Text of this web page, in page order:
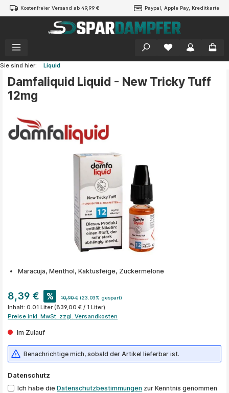
springen
Kostenfreier Versand ab 49,99 € Paypal, Apple Pay, Kreditkarte
Sie sind hier: Liquid
Damfaliquid Liquid - New Tricky Tuff
12mg
Maracuja, Menthol, Kaktusfeige, Zuckermelone
8,39 € % 10,90 € (23.03% gespart)
Inhalt: 0.01 Liter (839,00 € / 1 Liter)
Preise inkl. MwSt. zzgl. Versandkosten
Im Zulauf
Benachrichtige mich, sobald der Artikel lieferbar ist.
Datenschutz
Ich habe dieDatenschutzbestimmungen zur Kenntnis genommen